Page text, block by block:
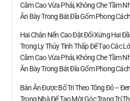
Cắm Cao Vừa Phải, Không Che Tầm
Ăn Bày Trong Bát Đĩa Gốm Phong
Hai Chân Nến Cao Đặt Đối Xứng Hai
Trong Ly Thủy Tinh Thấp Để Tạo Các
Cắm Cao Vừa Phải, Không Che Tầm
Ăn Bày Trong Bát Đĩa Gốm Phong
Bàn Ăn Được Bố Trí Theo Tông Đỏ –
Trong Nhà Để Tạo Một Góc Trang Trí